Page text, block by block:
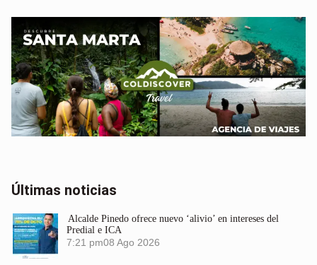
Últimas noticias
Alcalde Pinedo ofrece nuevo ‘alivio’ en intereses del
Predial e ICA
7:21 pm08 Ago 2026